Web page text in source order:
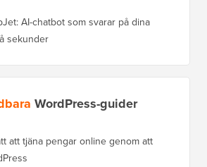
AI-chatbot som svarar på dina
sekunder
WordPress-guider
att tjäna pengar online genom att